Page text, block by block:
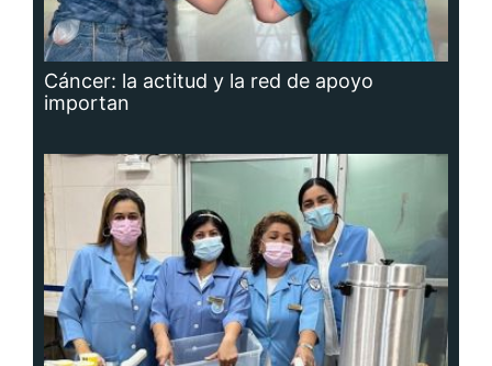
Cáncer: la actitud y la red de apoyo
importan